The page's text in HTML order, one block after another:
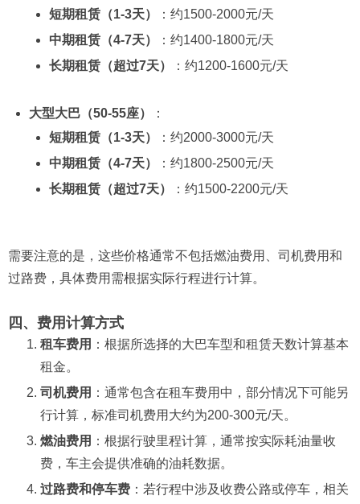
短期租赁（1-3天）
：约1500-2000元/天
中期租赁（4-7天）
：约1400-1800元/天
长期租赁（超过7天）
：约1200-1600元/天
大型大巴（50-55座）
：
短期租赁（1-3天）
：约2000-3000元/天
中期租赁（4-7天）
：约1800-2500元/天
长期租赁（超过7天）
：约1500-2200元/天
需要注意的是，这些价格通常不包括燃油费用、司机费用和
过路费，具体费用需根据实际行程进行计算。
四、费用计算方式
租车费用 ：根据所选择的大巴车型和租赁天数计算基本
租金。
司机费用 ：通常包含在租车费用中，部分情况下可能另
行计算，标准司机费用大约为200-300元/天。
燃油费用 ：根据行驶里程计算，通常按实际耗油量收
费，车主会提供准确的油耗数据。
过路费和停车费 ：若行程中涉及收费公路或停车，相关